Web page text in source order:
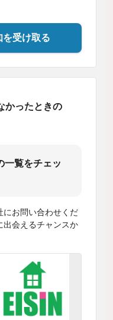
を受け取る
かったときの
一覧をチェッ
にお問い合わせくだ
出会えるチャンスか